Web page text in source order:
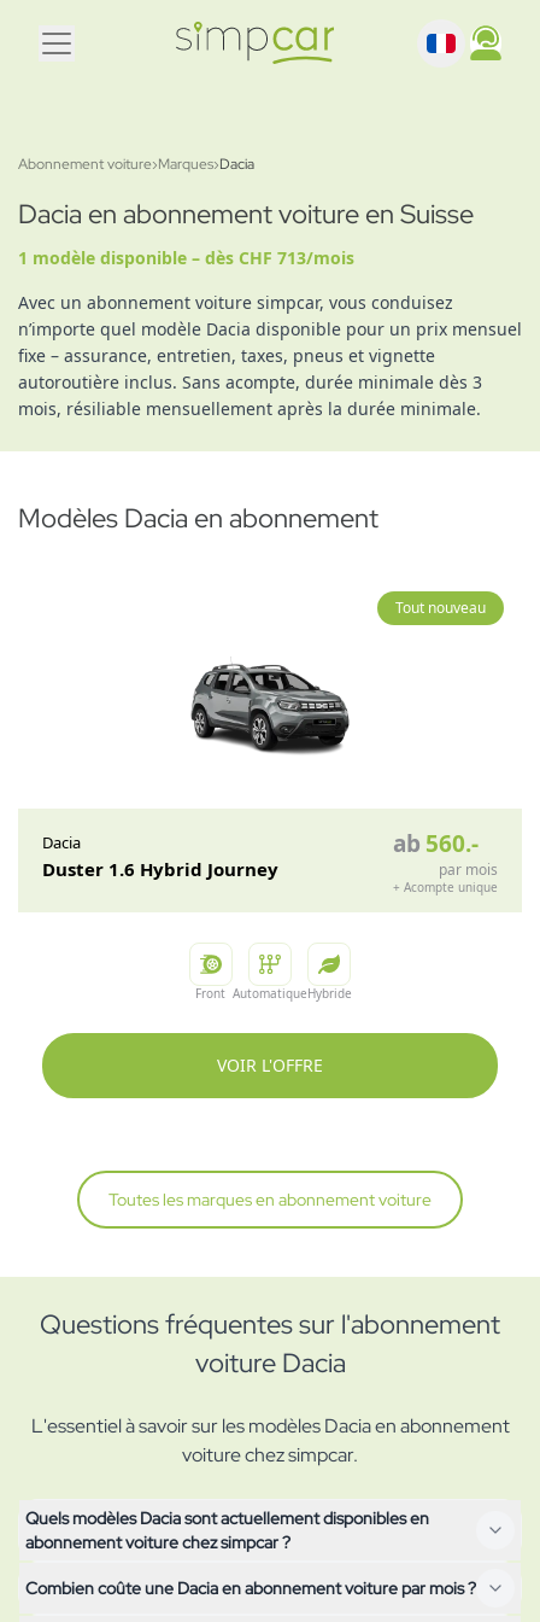
Abonnement voiture›Marques›Dacia
Dacia en abonnement voiture en Suisse
1 modèle disponible – dès CHF 713/mois
Avec un abonnement voiture simpcar, vous conduisez
n’importe quel modèle Dacia disponible pour un prix mensuel
fixe – assurance, entretien, taxes, pneus et vignette
autoroutière inclus. Sans acompte, durée minimale dès 3
mois, résiliable mensuellement après la durée minimale.
Modèles Dacia en abonnement
Tout nouveau
Dacia
Duster 1.6 Hybrid Journey
ab 560.-
par mois
+ Acompte unique
Front AutomatiqueHybride
VOIR L'OFFRE
Toutes les marques en abonnement voiture
Questions fréquentes sur l'abonnement
voiture Dacia
L'essentiel à savoir sur les modèles Dacia en abonnement
voiture chez simpcar.
Quels modèles Dacia sont actuellement disponibles en
abonnement voiture chez simpcar ?
Tous les modèles Dacia actuellement disponibles en
Combien coûte une Dacia en abonnement voiture par mois ?